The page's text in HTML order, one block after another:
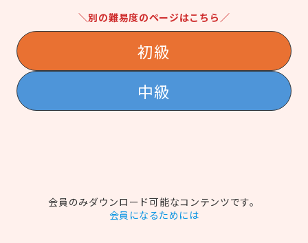
＼別の難易度のページはこちら／
初級
中級
会員のみダウンロード可能なコンテンツです。
会員になるためには